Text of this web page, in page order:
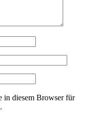
in diesem Browser für